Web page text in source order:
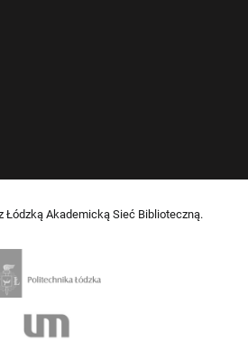
Łódzką Akademicką Sieć Biblioteczną.